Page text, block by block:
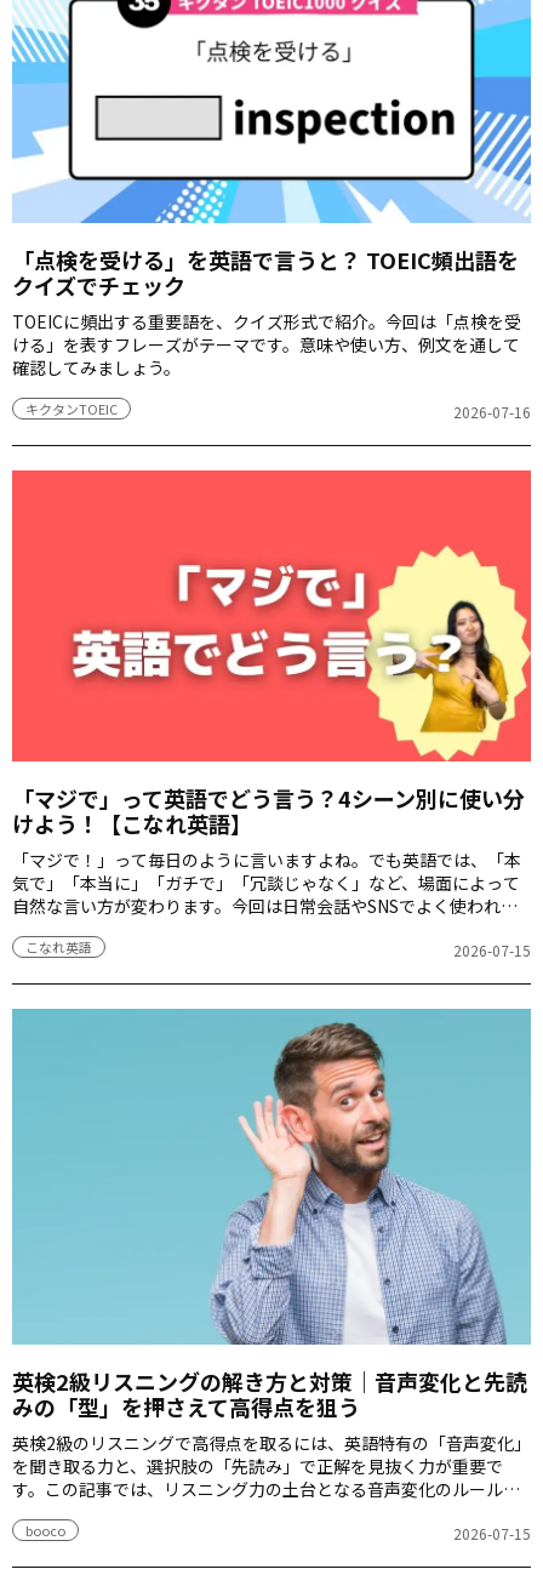
「点検を受ける」を英語で言うと？ TOEIC頻出語を
クイズでチェック
TOEICに頻出する重要語を、クイズ形式で紹介。今回は「点検を受
ける」を表すフレーズがテーマです。意味や使い方、例文を通して
確認してみましょう。
キクタンTOEIC 2026-07-16
「マジで」って英語でどう言う？4シーン別に使い分
けよう！【こなれ英語】
「マジで！」って毎日のように言いますよね。でも英語では、「本
気で」「本当に」「ガチで」「冗談じゃなく」など、場面によって
自然な言い方が変わります。今回は日常会話やSNSでよく使われる
こなれ英語 2026-07-15
英検2級リスニングの解き方と対策｜音声変化と先読
みの「型」を押さえて高得点を狙う
英検2級のリスニングで高得点を取るには、英語特有の「音声変化」
を聞き取る力と、選択肢の「先読み」で正解を見抜く力が重要で
す。この記事では、リスニング力の土台となる音声変化のルール
booco 2026-07-15